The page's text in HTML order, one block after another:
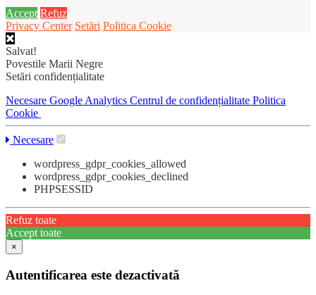
Accept Refuz
Privacy Center Setări Politica Cookie
Salvat!
Povestile Marii Negre
Setări confidențialitate
Necesare Google Analytics Centrul de confidențialitate Politica
Cookie
Necesare
wordpress_gdpr_cookies_allowed
wordpress_gdpr_cookies_declined
PHPSESSID
Refuz toate
Accept toate
×
Autentificarea este dezactivată